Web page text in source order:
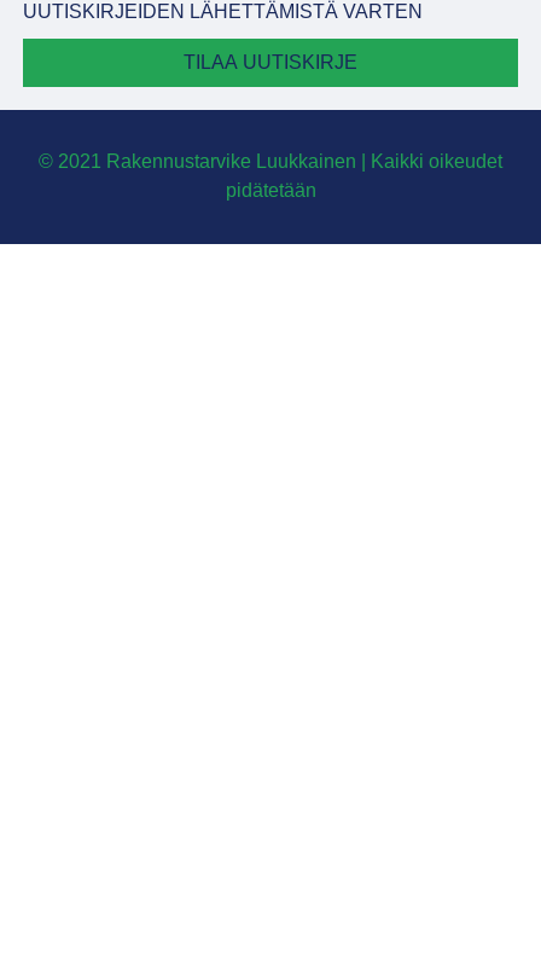
UUTISKIRJEIDEN LÄHETTÄMISTÄ VARTEN
TILAA UUTISKIRJE
© 2021 Rakennustarvike Luukkainen | Kaikki oikeudet
pidätetään